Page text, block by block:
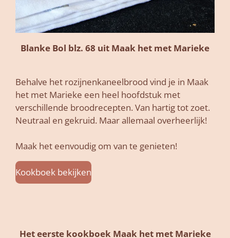
Blanke Bol blz. 68 uit Maak het met Marieke
Behalve het rozijnenkaneelbrood vind je in Maak
het met Marieke een heel hoofdstuk met
verschillende broodrecepten. Van hartig tot zoet.
Neutraal en gekruid. Maar allemaal overheerlijk!
Maak het eenvoudig om van te genieten!
Kookboek bekijken
Het eerste kookboek Maak het met Marieke